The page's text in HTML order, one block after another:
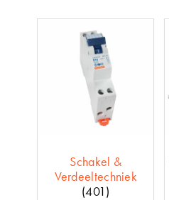
Schakel &
Verdeeltechniek
(401)